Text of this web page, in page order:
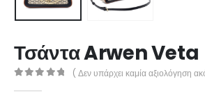
Τσάντα Arwen Veta
( Δεν υπάρχει καμία αξιολόγηση